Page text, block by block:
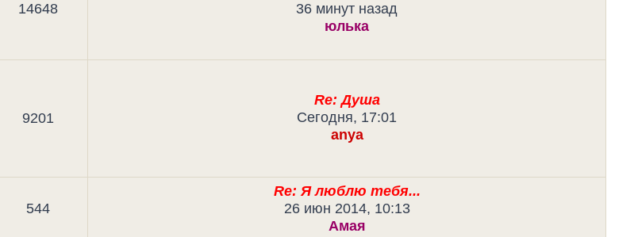
14648
36 минут назад
юлька
9201
Re: Душа
Сегодня, 17:01
anya
544
Re: Я люблю тебя...
26 июн 2014, 10:13
Амая